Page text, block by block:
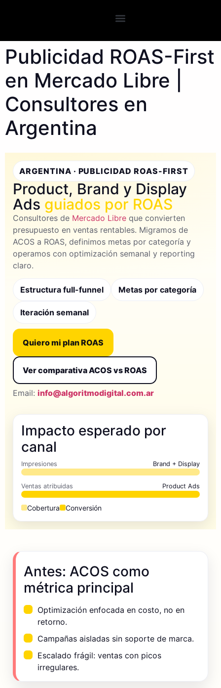
Publicidad ROAS-First
en Mercado Libre |
Consultores en
Argentina
ARGENTINA · PUBLICIDAD ROAS-FIRST
Product, Brand y Display
Ads guiados por ROAS
Consultores de Mercado Libre que convierten
presupuesto en ventas rentables. Migramos de
ACOS a ROAS, definimos metas por categoría y
operamos con optimización semanal y reporting
claro.
Estructura full-funnel Metas por categoría
Iteración semanal
Quiero mi plan ROAS
Ver comparativa ACOS vs ROAS
Email: info@algoritmodigital.com.ar
Impacto esperado por
canal
Impresiones Brand + Display
Ventas atribuidas Product Ads
Cobertura Conversión
Antes: ACOS como
métrica principal
Optimización enfocada en costo, no en
retorno.
Campañas aisladas sin soporte de marca.
Escalado frágil: ventas con picos
irregulares.